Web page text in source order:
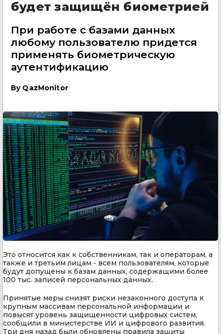
будет защищён биометрией
При работе с базами данных
любому пользователю придется
применять биометрическую
аутентификацию
By QazMonitor
Это относится как к собственникам, так и операторам, а
также и третьим лицам - всем пользователям, которые
будут допущены к базам данных, содержащими более
100 тыс. записей персональных данных.
Принятые меры снизят риски незаконного доступа к
крупным массивам персональной информации и
повысят уровень защищенности цифровых систем,
сообщили в министерстве ИИ и цифрового развития.
Три дня назад были обновлены правила защиты